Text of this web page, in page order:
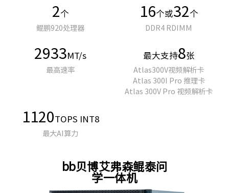
2 个
鲲鹏920处理器
16个或32 个
DDR4 RDIMM
2933MT/s
最高速率
最大支持8张
Atlas300V视频解析卡
Atlas 300I Pro 推理卡
Atlas 300V Pro 视频解析卡
1120TOPS INT8
最大AI算力
bb贝博艾弗森鲲泰问
学一体机